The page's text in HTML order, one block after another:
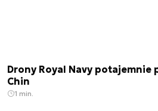
Drony Royal Navy potajemnie
Chin
1 min.